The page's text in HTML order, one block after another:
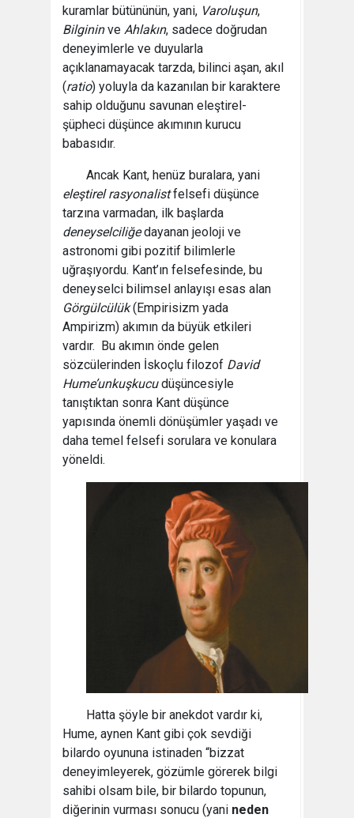
kuramlar bütününün, yani, Varoluşun,
Bilgininve Ahlakın, sadece doğrudan
deneyimlerle ve duyularla
açıklanamayacak tarzda, bilinci aşan, akıl
(ratio) yoluyla da kazanılan bir karaktere
sahip olduğunu savunan eleştirel-
şüpheci düşünce akımının kurucu
babasıdır.
Ancak Kant, henüz buralara, yani
eleştirel rasyonalistfelsefi düşünce
tarzına varmadan, ilk başlarda
deneyselciliğedayanan jeoloji ve
astronomi gibi pozitif bilimlerle
uğraşıyordu. Kant’ın felsefesinde, bu
deneyselci bilimsel anlayışı esas alan
Görgülcülük(Empirisizm yada
Ampirizm) akımın da büyük etkileri
vardır. Bu akımın önde gelen
sözcülerinden İskoçlu filozof David
Hume’unkuşkucudüşüncesiyle
tanıştıktan sonra Kant düşünce
yapısında önemli dönüşümler yaşadı ve
daha temel felsefi sorulara ve konulara
yöneldi.
Hatta şöyle bir anekdot vardır ki,
Hume, aynen Kant gibi çok sevdiği
bilardo oyununa istinaden “bizzat
deneyimleyerek, gözümle görerek bilgi
sahibi olsam bile, bir bilardo topunun,
diğerinin vurması sonucu (yani neden